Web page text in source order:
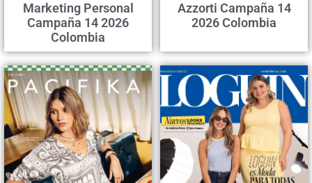
Marketing Personal
Campaña 14 2026
Colombia
Azzorti Campaña 14
2026 Colombia